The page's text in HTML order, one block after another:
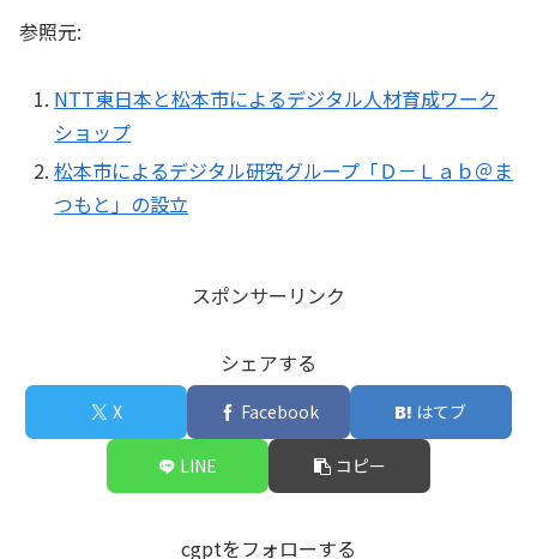
参照元:
NTT東日本と松本市によるデジタル人材育成ワーク
ショップ
松本市によるデジタル研究グループ「Ｄ－Ｌａｂ＠ま
つもと」の設立
スポンサーリンク
シェアする
X Facebook はてブ
LINE コピー
cgptをフォローする